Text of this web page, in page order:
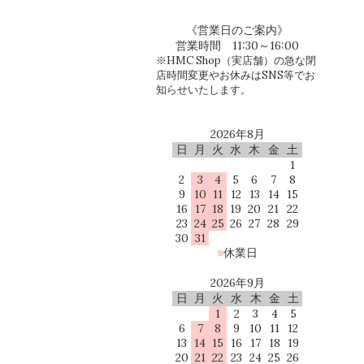
《営業日のご案内》
営業時間 11:30～16:00
※HMC Shop（実店舗）の急な閉
店時間変更やお休みはSNS等でお
知らせいたします。
2026年8月
日
月 火 水 木 金
土
1
2
3 4 5 6 7
8
9
10 11 12 13 14 15
16
17 18 19 20 21
22
23 24 25 26 27 28 29
30 31
■休業日
2026年9月
日
月 火 水 木 金
土
1
2 3 4
5
6
7 8 9 10 11
12
13
14 15 16 17 18
19
20 21 22 23 24 25 26